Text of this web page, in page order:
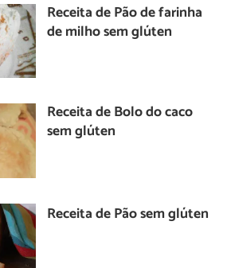
Receita de Pão de farinha
de milho sem glúten
Receita de Bolo do caco
sem glúten
Receita de Pão sem glúten